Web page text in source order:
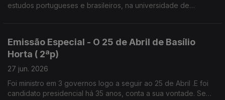
estudos portugueses e brasileiros, na universidade de
Emissão Especial - O 25 de Abril de Basílio
Horta ( 2ªp)
27 jun. 2026
Foi ministro em 3 governos logo a seguir ao 25 de Abril .E foi
candidato presidencial há 35 anos, conta a sua vontade. Se